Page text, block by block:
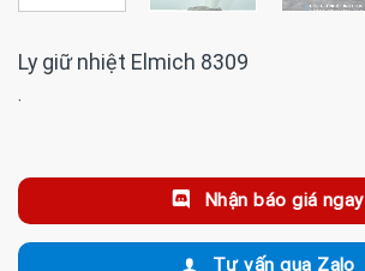
Ly giữ nhiệt Elmich 8309
·
Nhận báo giá ngay
Tư vấn qua Zalo